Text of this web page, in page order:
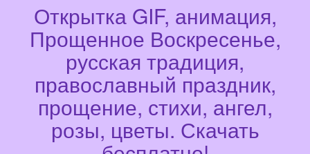
Открытка GIF, анимация,
Прощенное Воскресенье,
русская традиция,
православный праздник,
прощение, стихи, ангел,
розы, цветы. Скачать